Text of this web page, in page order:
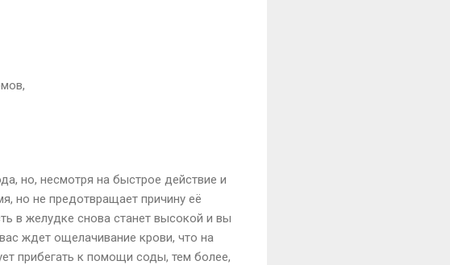
но, несмотря на быстрое действие и
но не предотвращает причину её
в желудке снова станет высокой и вы
ждет ощелачивание крови, что на
прибегать к помощи соды, тем более,